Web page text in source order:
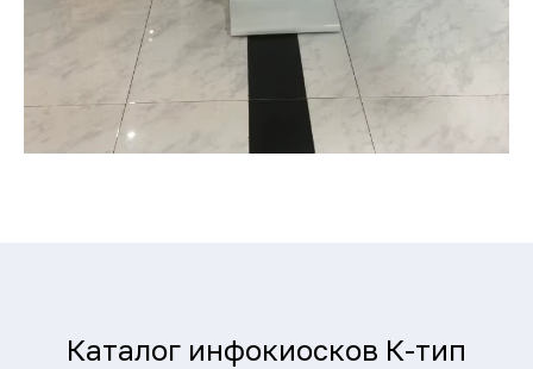
Каталог инфокиосков К-тип